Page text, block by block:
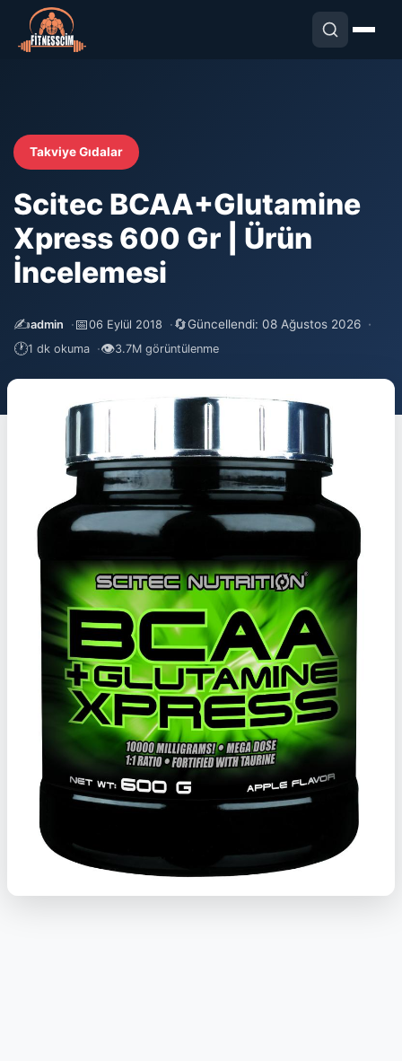
Takviye Gıdalar
Scitec BCAA+Glutamine
Xpress 600 Gr | Ürün
İncelemesi
✍️admin 📅06 Eylül 2018 🔄Güncellendi: 08 Ağustos 2026
🕐1 dk okuma 👁3.7M görüntülenme